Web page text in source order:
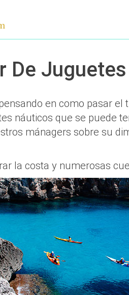
De
en como pasar
náuticos que se puede
mánagers sobre su
la costa y numerosas